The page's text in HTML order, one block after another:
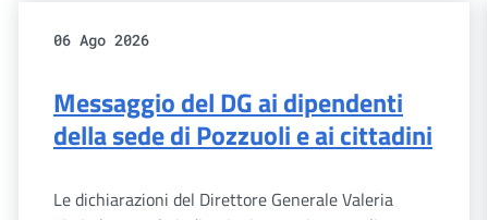
06 Ago 2026
Messaggio del DG ai dipendenti
della sede di Pozzuoli e ai cittadini
Le dichiarazioni del Direttore Generale Valeria